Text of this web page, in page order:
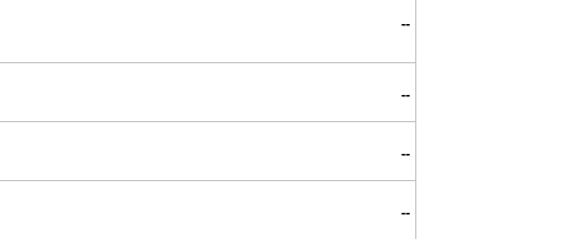
--
--
--
--